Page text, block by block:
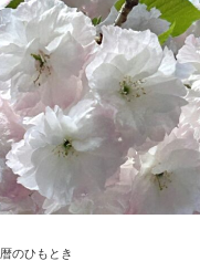
暦のひもとき